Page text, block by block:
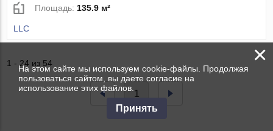
Площадь: 135.9 м²
LLC
1 - 24 из 54
1
×
На этом сайте мы используем cookie-файлы. Продолжая
пользоваться сайтом, вы даете согласие на
использование этих файлов.
Принять